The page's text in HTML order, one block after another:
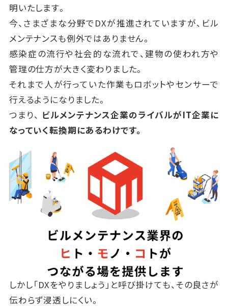
明いたします。
今、さまざまな分野でDXが推進されていますが、ビル
メンテナンスも例外ではありません。
感染症の流行や社会的な流れで、建物の使われ方や
管理の仕方が大きく変わりました。
それまで人が行っていた作業もロボットやセンサーで
行えるようになりました。
つまり、 ビルメンテナンス企業のライバルがIT企業に
なっていく転換期にあるわけです。
しかし「DXをやりましょう」と呼び掛けても、その良さが
伝わらず浸透しにくい。